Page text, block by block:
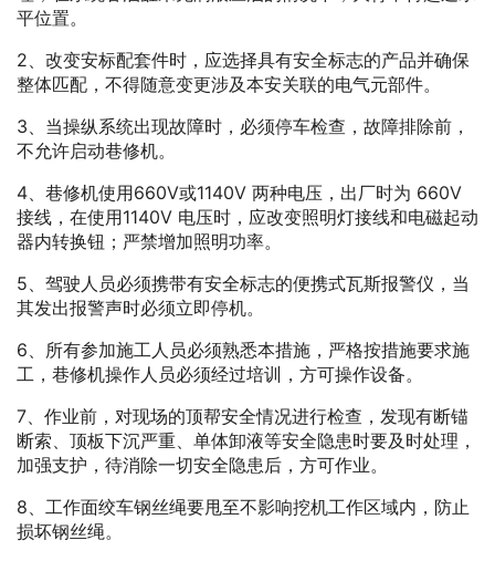
平位置。
2、改变安标配套件时，应选择具有安全标志的产品并确保
整体匹配，不得随意变更涉及本安关联的电气元部件。
3、当操纵系统出现故障时，必须停车检查，故障排除前，
不允许启动巷修机。
4、巷修机使用660V或1140V 两种电压，出厂时为 660V
接线，在使用1140V 电压时，应改变照明灯接线和电磁起动
器内转换钮；严禁增加照明功率。
5、驾驶人员必须携带有安全标志的便携式瓦斯报警仪，当
其发出报警声时必须立即停机。
6、所有参加施工人员必须熟悉本措施，严格按措施要求施
工，巷修机操作人员必须经过培训，方可操作设备。
7、作业前，对现场的顶帮安全情况进行检查，发现有断锚
断索、顶板下沉严重、单体卸液等安全隐患时要及时处理，
加强支护，待消除一切安全隐患后，方可作业。
8、工作面绞车钢丝绳要甩至不影响挖机工作区域内，防止
损坏钢丝绳。